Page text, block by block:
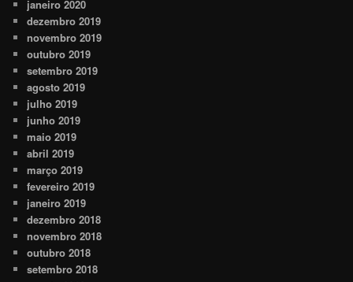
janeiro 2020
dezembro 2019
novembro 2019
outubro 2019
setembro 2019
agosto 2019
julho 2019
junho 2019
maio 2019
abril 2019
março 2019
fevereiro 2019
janeiro 2019
dezembro 2018
novembro 2018
outubro 2018
setembro 2018